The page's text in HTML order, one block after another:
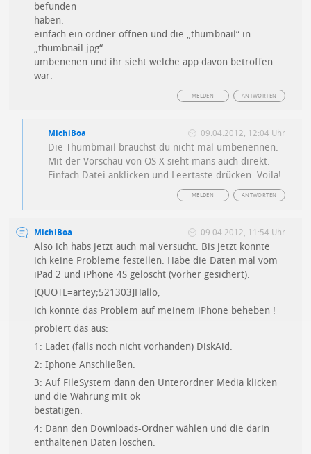
befunden
haben.
einfach ein ordner öffnen und die „thumbnail“ in
„thumbnail.jpg“
umbenenen und ihr sieht welche app davon betroffen
war.
ANTWORTEN
MELDEN
MichiBoa 09.04.2012, 12:04 Uhr
Die Thumbmail brauchst du nicht mal umbenennen.
Mit der Vorschau von OS X sieht mans auch direkt.
Einfach Datei anklicken und Leertaste drücken. Voila!
ANTWORTEN
MELDEN
MichiBoa 09.04.2012, 11:54 Uhr
Also ich habs jetzt auch mal versucht. Bis jetzt konnte
ich keine Probleme festellen. Habe die Daten mal vom
iPad 2 und iPhone 4S gelöscht (vorher gesichert).
[QUOTE=artey;521303]Hallo,
ich konnte das Problem auf meinem iPhone beheben !
probiert das aus:
1: Ladet (falls noch nicht vorhanden) DiskAid.
2: Iphone Anschließen.
3: Auf FileSystem dann den Unterordner Media klicken
und die Wahrung mit ok
bestätigen.
4: Dann den Downloads-Ordner wählen und die darin
enthaltenen Daten löschen.